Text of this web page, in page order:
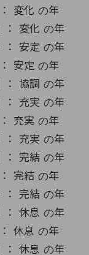
変化 の年
： 変化 の年
： 安定 の年
安定 の年
： 協調 の年
： 充実 の年
充実 の年
： 充実 の年
： 完結 の年
完結 の年
： 完結 の年
： 休息 の年
休息 の年
： 休息 の年